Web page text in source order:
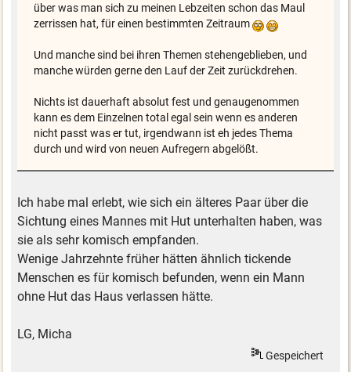
über was man sich zu meinen Lebzeiten schon das Maul
zerrissen hat, für einen bestimmten Zeitraum
Und manche sind bei ihren Themen stehengeblieben, und
manche würden gerne den Lauf der Zeit zurückdrehen.
Nichts ist dauerhaft absolut fest und genaugenommen
kann es dem Einzelnen total egal sein wenn es anderen
nicht passt was er tut, irgendwann ist eh jedes Thema
durch und wird von neuen Aufregern abgelößt.
Ich habe mal erlebt, wie sich ein älteres Paar über die
Sichtung eines Mannes mit Hut unterhalten haben, was
sie als sehr komisch empfanden.
Wenige Jahrzehnte früher hätten ähnlich tickende
Menschen es für komisch befunden, wenn ein Mann
ohne Hut das Haus verlassen hätte.
LG, Micha
Gespeichert